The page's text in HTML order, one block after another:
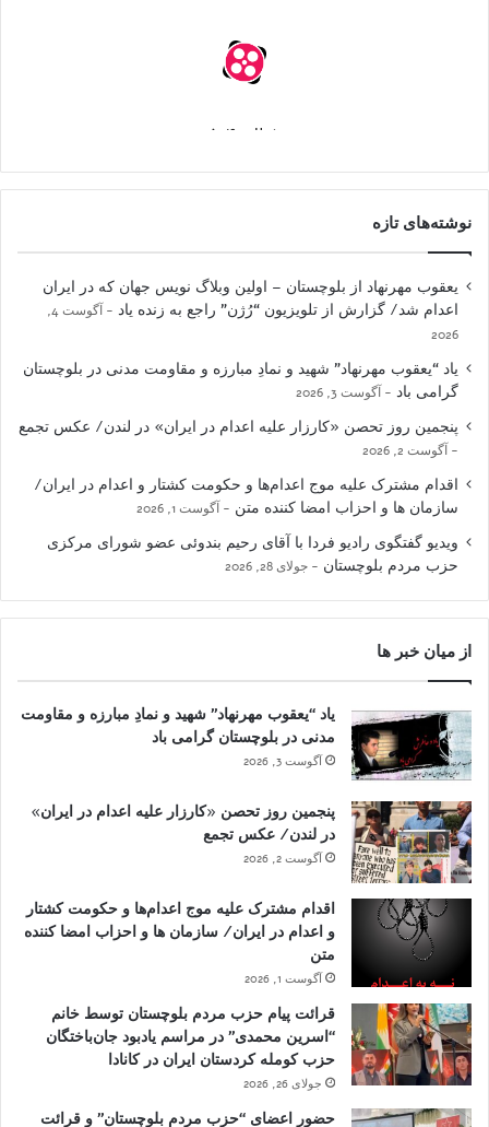
نوشته‌های تازه
یعقوب مهرنهاد از بلوچستان – اولین وبلاگ نویس جهان که در ایران
اعدام شد/ گزارش از تلویزیون “رُژن” راجع به زنده یاد
آگوست 4,
2026
یاد “یعقوب مهرنهاد” شهید و نمادِ مبارزه و مقاومت مدنی در بلوچستان
گرامی باد
آگوست 3, 2026
پنجمین روز تحصن «کارزار علیه اعدام در ایران» در لندن/ عکس تجمع
آگوست 2, 2026
اقدام مشترک علیه موج اعدام‌ها و حکومت کشتار و اعدام در ایران/
سازمان ها و احزاب امضا کننده متن
آگوست 1, 2026
ویدیو گفتگوی رادیو فردا با آقای رحیم بندوئی عضو شورای مرکزی
حزب مردم بلوچستان
جولای 28, 2026
از میان خبر ها
یاد “یعقوب مهرنهاد” شهید و نمادِ مبارزه و مقاومت
مدنی در بلوچستان گرامی باد
آگوست 3, 2026
پنجمین روز تحصن «کارزار علیه اعدام در ایران»
در لندن/ عکس تجمع
آگوست 2, 2026
اقدام مشترک علیه موج اعدام‌ها و حکومت کشتار
و اعدام در ایران/ سازمان ها و احزاب امضا کننده
متن
آگوست 1, 2026
قرائت پیام حزب مردم بلوچستان توسط خانم
“اسرین محمدی” در مراسم یادبود جان‌باختگان
حزب کومله کردستان ایران در کانادا
جولای 26, 2026
حضور اعضای “حزب مردم بلوچستان” و قرائت